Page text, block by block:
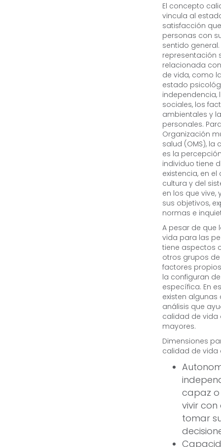
El concepto
vincula al
satisfacción
personas con
sentido
representación
relacionada
de vida, como
estado
independencia,
sociales, los
ambientales y
personales.
Organización
salud (OMS), la
es la
individuo tiene
existencia, en
cultura y del
en los que vive,
sus objetivos,
normas e
A pesar de que
vida para las
tiene aspectos
otros grupos
factores
la configuran
específica. En
existen
análisis que
calidad de vida
mayores.
Dimensiones
calidad de vida
capaz
vivir
tomar